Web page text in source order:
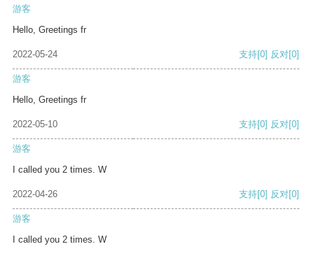
游客
Hello, Greetings fr
2022-05-24 支持[0] 反对[0]
游客
Hello, Greetings fr
2022-05-10 支持[0] 反对[0]
游客
I called you 2 times. W
2022-04-26 支持[0] 反对[0]
游客
I called you 2 times. W